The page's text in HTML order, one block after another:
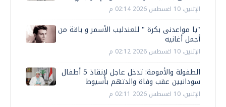
الإثنين، 10 اغسطس 2026 02:14 م
"يا مواعدنى بكرة " للعندليب الأسمر و باقة من
أجمل أغانيه
الإثنين، 10 اغسطس 2026 02:12 م
الطفولة والأمومة: تدخل عاجل لإنقاذ 5 أطفال
سودانيين عقب وفاة والدتهم بأسيوط
الإثنين، 10 اغسطس 2026 02:11 م